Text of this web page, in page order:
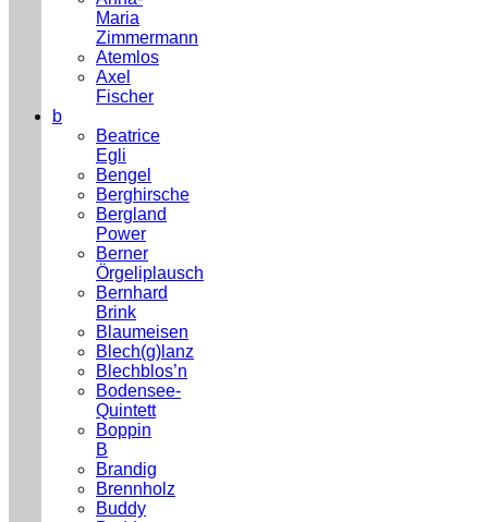
Maria
Zimmermann
Atemlos
Axel
Fischer
b
Beatrice
Egli
Bengel
Berghirsche
Bergland
Power
Berner
Örgeliplausch
Bernhard
Brink
Blaumeisen
Blech(g)lanz
Blechblos’n
Bodensee-
Quintett
Boppin
B
Brandig
Brennholz
Buddy